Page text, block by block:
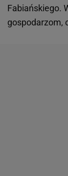
Fabiańskiego.
gospodarzom,